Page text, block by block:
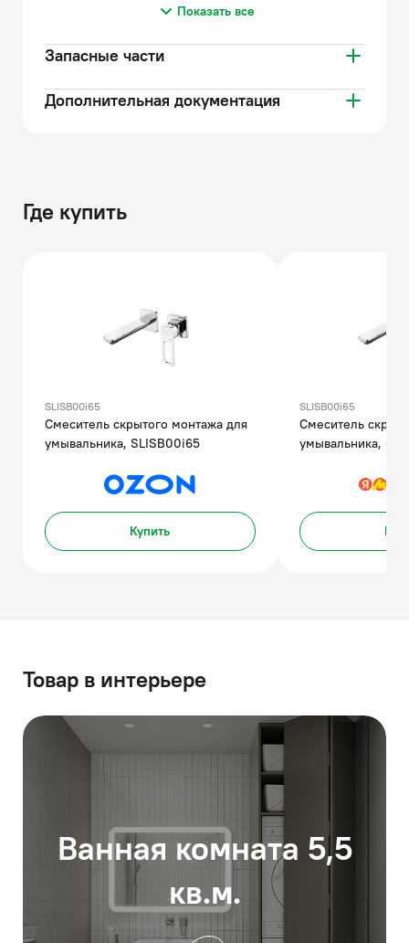
Показать все
Запасные части
Дополнительная документация
Где купить
SLISB00i65
Смеситель скрытого монтажа для
умывальника, SLISB00i65
Купить
SLISB00i65
Смеситель
умывальника,
Товар в интерьере
Ванная комната 5,5
кв.м.